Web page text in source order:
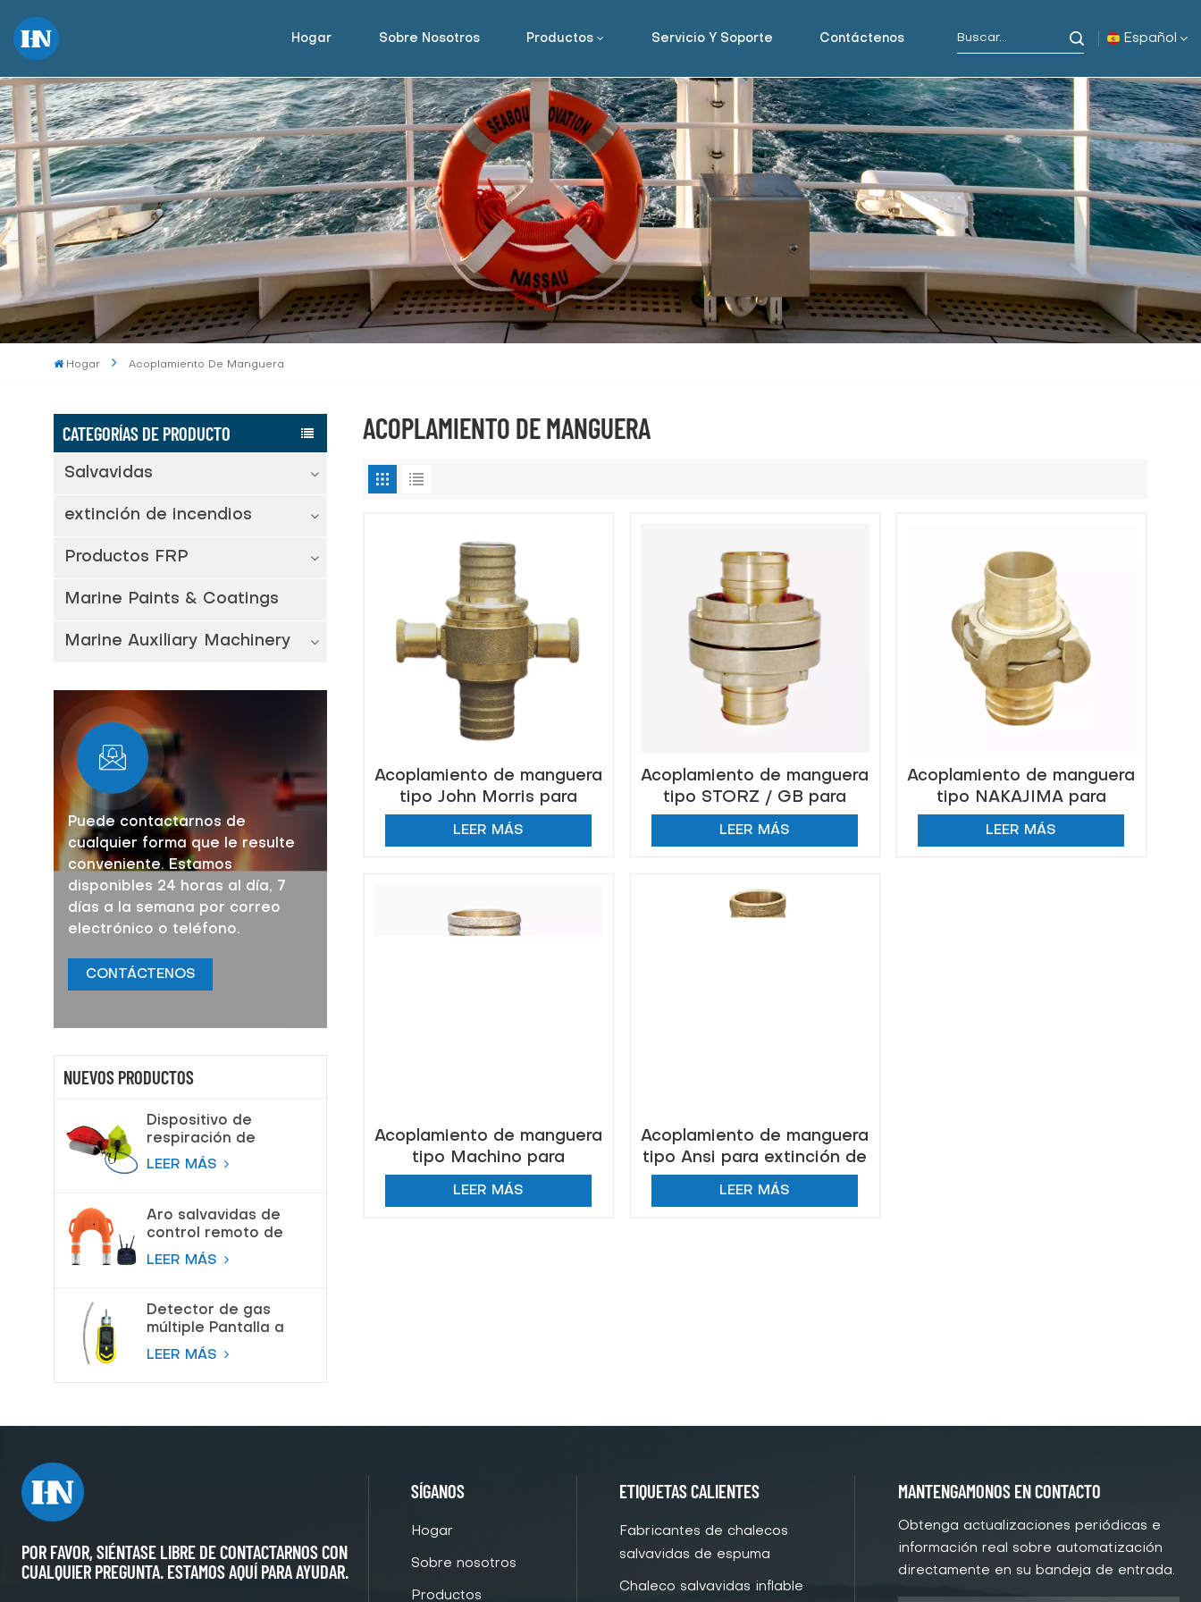
Hogar Sobre Nosotros Productos Servicio Y Soporte Contáctenos Español
English
русский
español
Indonesia
العربية
Hogar Acoplamiento De Manguera
CATEGORÍAS DE PRODUCTO
Salvavidas
extinción de incendios
Productos FRP
Marine Paints & Coatings
Marine Auxiliary Machinery
Puede contactarnos de
cualquier forma que le resulte
conveniente. Estamos
disponibles 24 horas al día, 7
días a la semana por correo
electrónico o teléfono.
CONTÁCTENOS
NUEVOS PRODUCTOS
Dispositivo de
respiración de
escape de
Aparato de
respiración de aire
LEER MÁS
Aro salvavidas de
control remoto de
salvamento de
LEER MÁS
Detector de gas
múltiple Pantalla a
color Bomba
succión
LEER MÁS
ACOPLAMIENTO DE MANGUERA
Acoplamiento de manguera
tipo John Morris para
salvamento de extinción
LEER MÁS
Acoplamiento de manguera
tipo STORZ / GB para
incendios
LEER MÁS
Acoplamiento de manguera
tipo NAKAJIMA para
incendios
LEER MÁS
Acoplamiento de manguera
tipo Machino para
extinción de incendios
LEER MÁS
Acoplamiento de manguera
tipo Ansi para extinción de
incendios que salva vidas
LEER MÁS
POR FAVOR, SIÉNTASE LIBRE DE CONTACTARNOS CON
CUALQUIER PREGUNTA. ESTAMOS AQUÍ PARA AYUDAR.
SÍGANOS
Hogar
Sobre nosotros
Productos
ETIQUETAS CALIENTES
Fabricantes de chalecos
salvavidas de espuma
Chaleco salvavidas inflable
MANTENGAMONOS EN CONTACTO
Obtenga actualizaciones periódicas e
información real sobre automatización
directamente en su bandeja de entrada.